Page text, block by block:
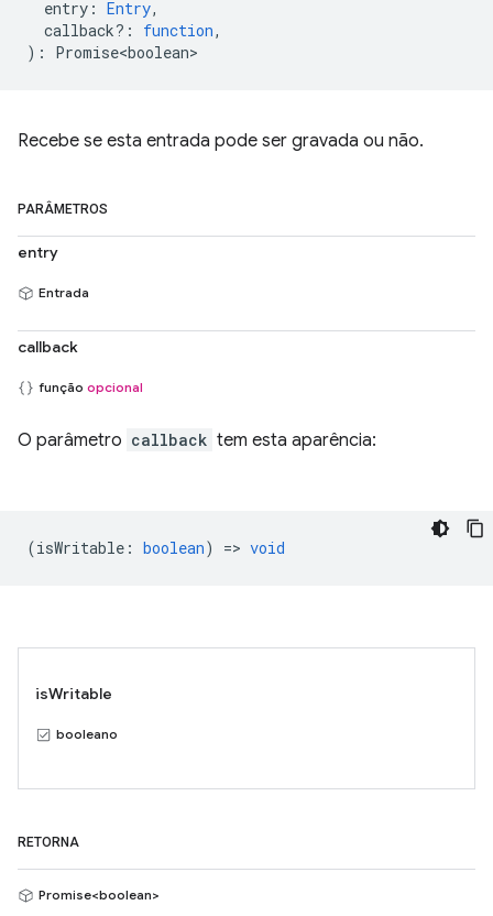
entry : Entry,
callback? : function,
) : Promise<boolean>
Recebe se esta entrada pode ser gravada ou não.
PARÂMETROS
entry
Entrada
callback
função opcional
O parâmetro callback tem esta aparência:
(isWritable : boolean) => void
isWritable
booleano
RETORNA
Promise<boolean>